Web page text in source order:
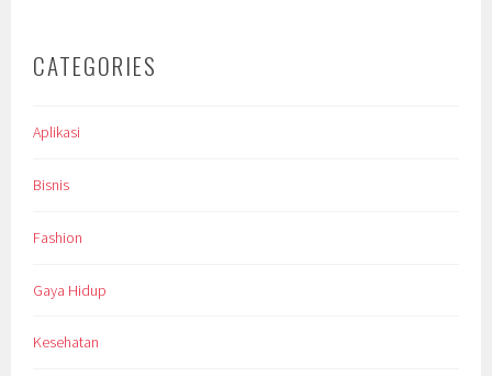
CATEGORIES
Aplikasi
Bisnis
Fashion
Gaya Hidup
Kesehatan